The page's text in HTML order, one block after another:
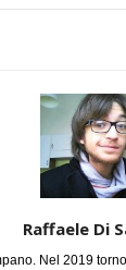
Raffaele Di
Nel 2019